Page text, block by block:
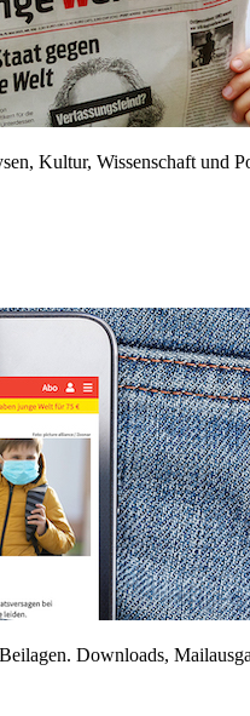
Kultur, Wissenschaft und
Downloads,